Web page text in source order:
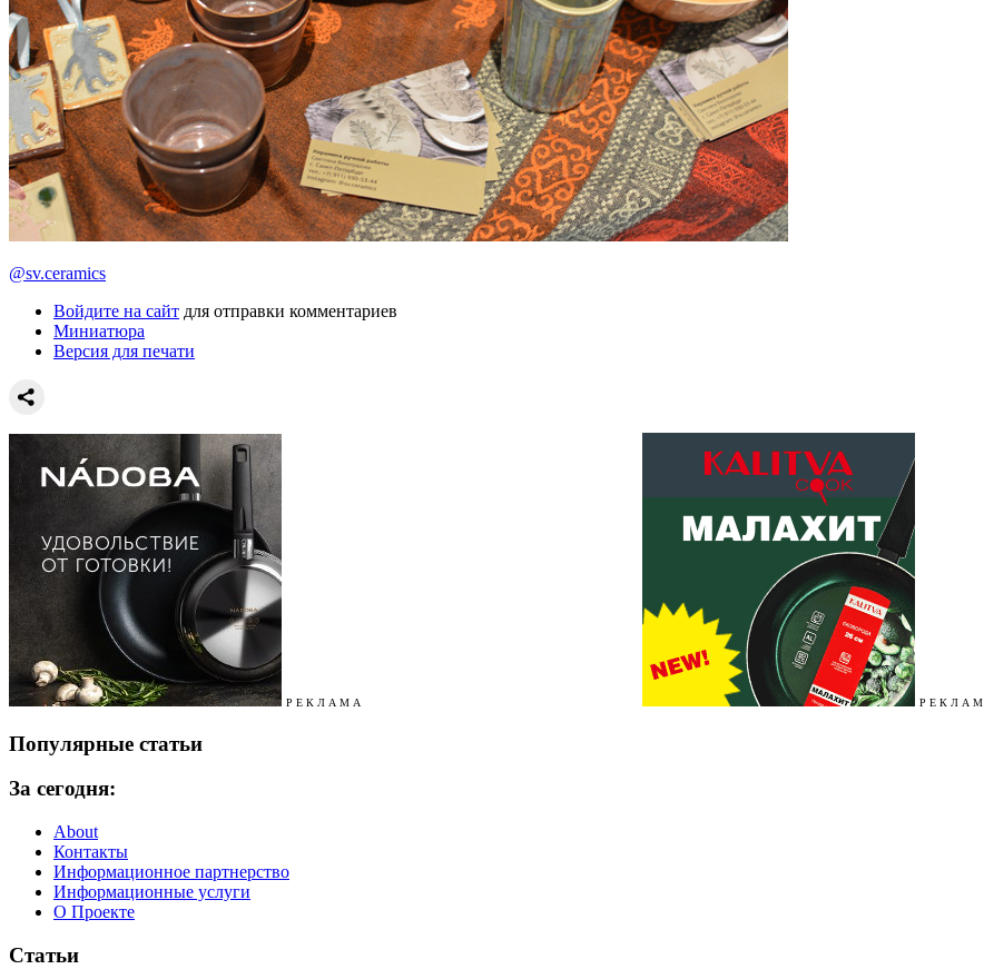
@sv.ceramics
Войдите на сайт для отправки комментариев
Миниатюра
Версия для печати
Р Е К Л А М А Р Е К Л А М
Популярные статьи
За сегодня:
About
Контакты
Информационное партнерство
Информационные услуги
О Проекте
Статьи